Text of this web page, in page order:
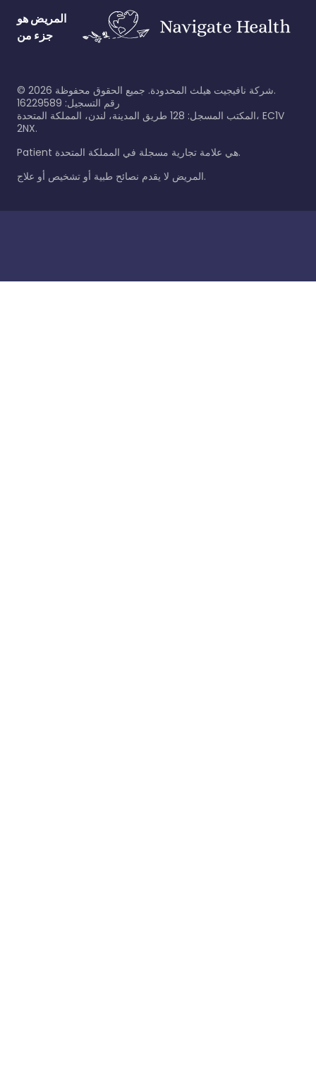
المريض هو
جزء من
© 2026
شركة نافيجيت هيلث المحدودة. جميع الحقوق محفوظة.
رقم التسجيل: 16229589
المكتب المسجل: 128 طريق المدينة، لندن، المملكة المتحدة، EC1V
2NX.
Patient هي علامة تجارية مسجلة في المملكة المتحدة.
المريض لا يقدم نصائح طبية أو تشخيص أو علاج.